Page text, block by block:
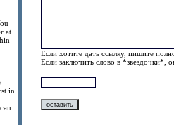
at
in
Если хотите дать ссылку, пишите
Если заключить слово в *звёздочки*,